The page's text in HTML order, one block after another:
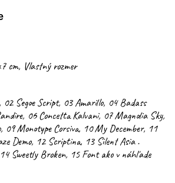
cm, Vlastný rozmer
02 Segoe Script, 03 Amarillo, 04 Badass
06 Concetta Kalvani, 07 Magnolia Sky,
09 Monotype Corsiva, 10 My December, 11
Demo, 12 Scriptina, 13 Silent Asia .
Sweetly Broken, 15 Font ako v náhľade